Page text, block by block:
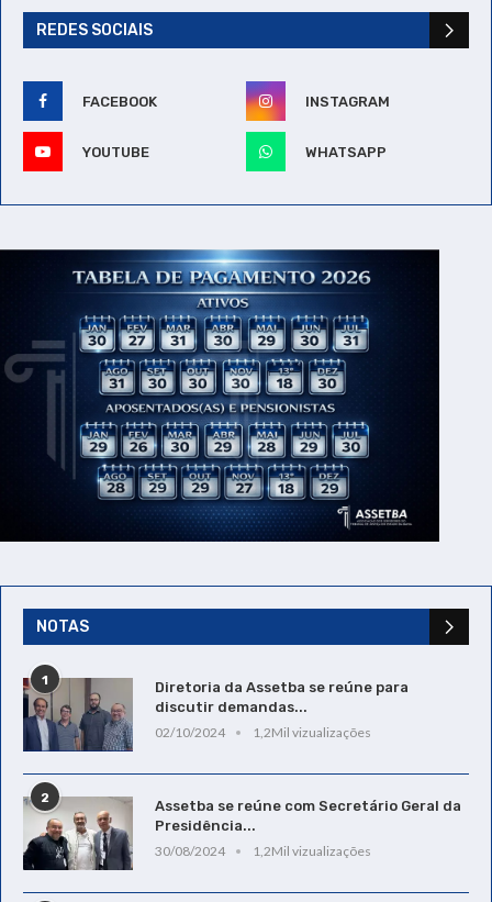
REDES SOCIAIS
FACEBOOK INSTAGRAM
YOUTUBE WHATSAPP
NOTAS
1
Diretoria da Assetba se reúne para
discutir demandas...
02/10/2024
1,2Mil vizualizações
2
Assetba se reúne com Secretário Geral da
Presidência...
30/08/2024
1,2Mil vizualizações